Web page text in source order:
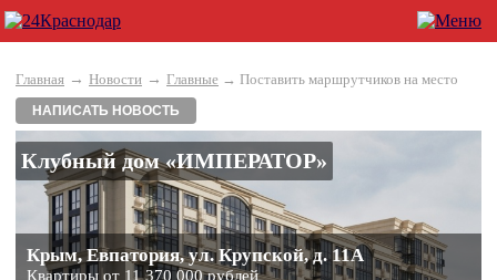
Главная → Новости → Главные → Поставить маршрутчиков на место
НАПИСАТЬ НОВОСТЬ
Клубный дом «ИМПЕРАТОР»
Крым, Евпатория, ул. Крупской, д. 11А
Квартиры от 11 370 000 рублей